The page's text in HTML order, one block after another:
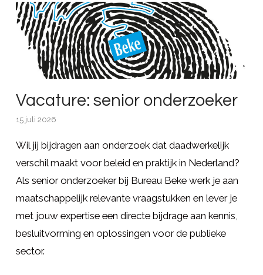
Vacature: senior onderzoeker
15 juli 2026
Wil jij bijdragen aan onderzoek dat daadwerkelijk
verschil maakt voor beleid en praktijk in Nederland?
Als senior onderzoeker bij Bureau Beke werk je aan
maatschappelijk relevante vraagstukken en lever je
met jouw expertise een directe bijdrage aan kennis,
besluitvorming en oplossingen voor de publieke
sector.